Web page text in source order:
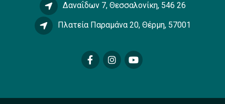
Δαναΐδων 7, Θεσσαλονίκη, 546 26
Πλατεία Παραμάνα 20, Θέρμη, 57001